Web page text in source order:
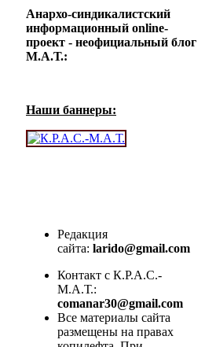
Анархо-синдикалистский
информационный online-
проект - неофициальный блог
М.А.Т.:
Наши баннеры:
Редакция
сайта: larido@gmail.com
Контакт с К.Р.А.С.-
М.А.Т.:
comanar30@gmail.com
Все материалы сайта
размещены на правах